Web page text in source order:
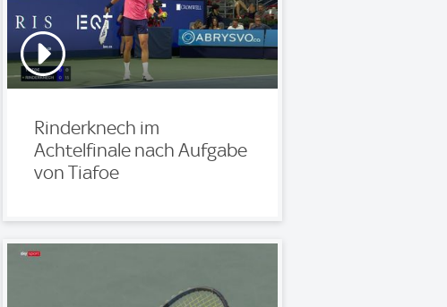
Rinderknech im
Achtelfinale nach Aufgabe
von Tiafoe